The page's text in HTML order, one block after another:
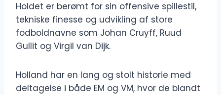
Holdet er berømt for sin offensive spillestil,
tekniske finesse og udvikling af store
fodboldnavne som Johan Cruyff, Ruud
Gullit og Virgil van Dijk.
Holland har en lang og stolt historie med
deltagelse i både EM og VM, hvor de blandt